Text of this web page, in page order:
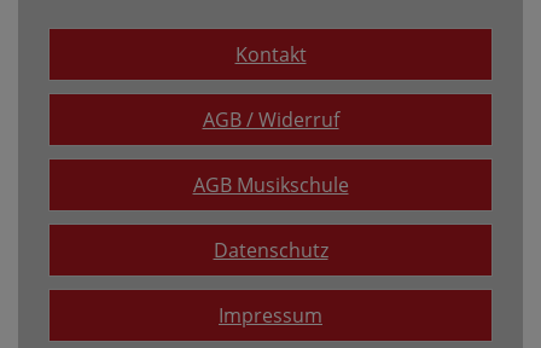
Kontakt
AGB / Widerruf
AGB Musikschule
Datenschutz
Impressum